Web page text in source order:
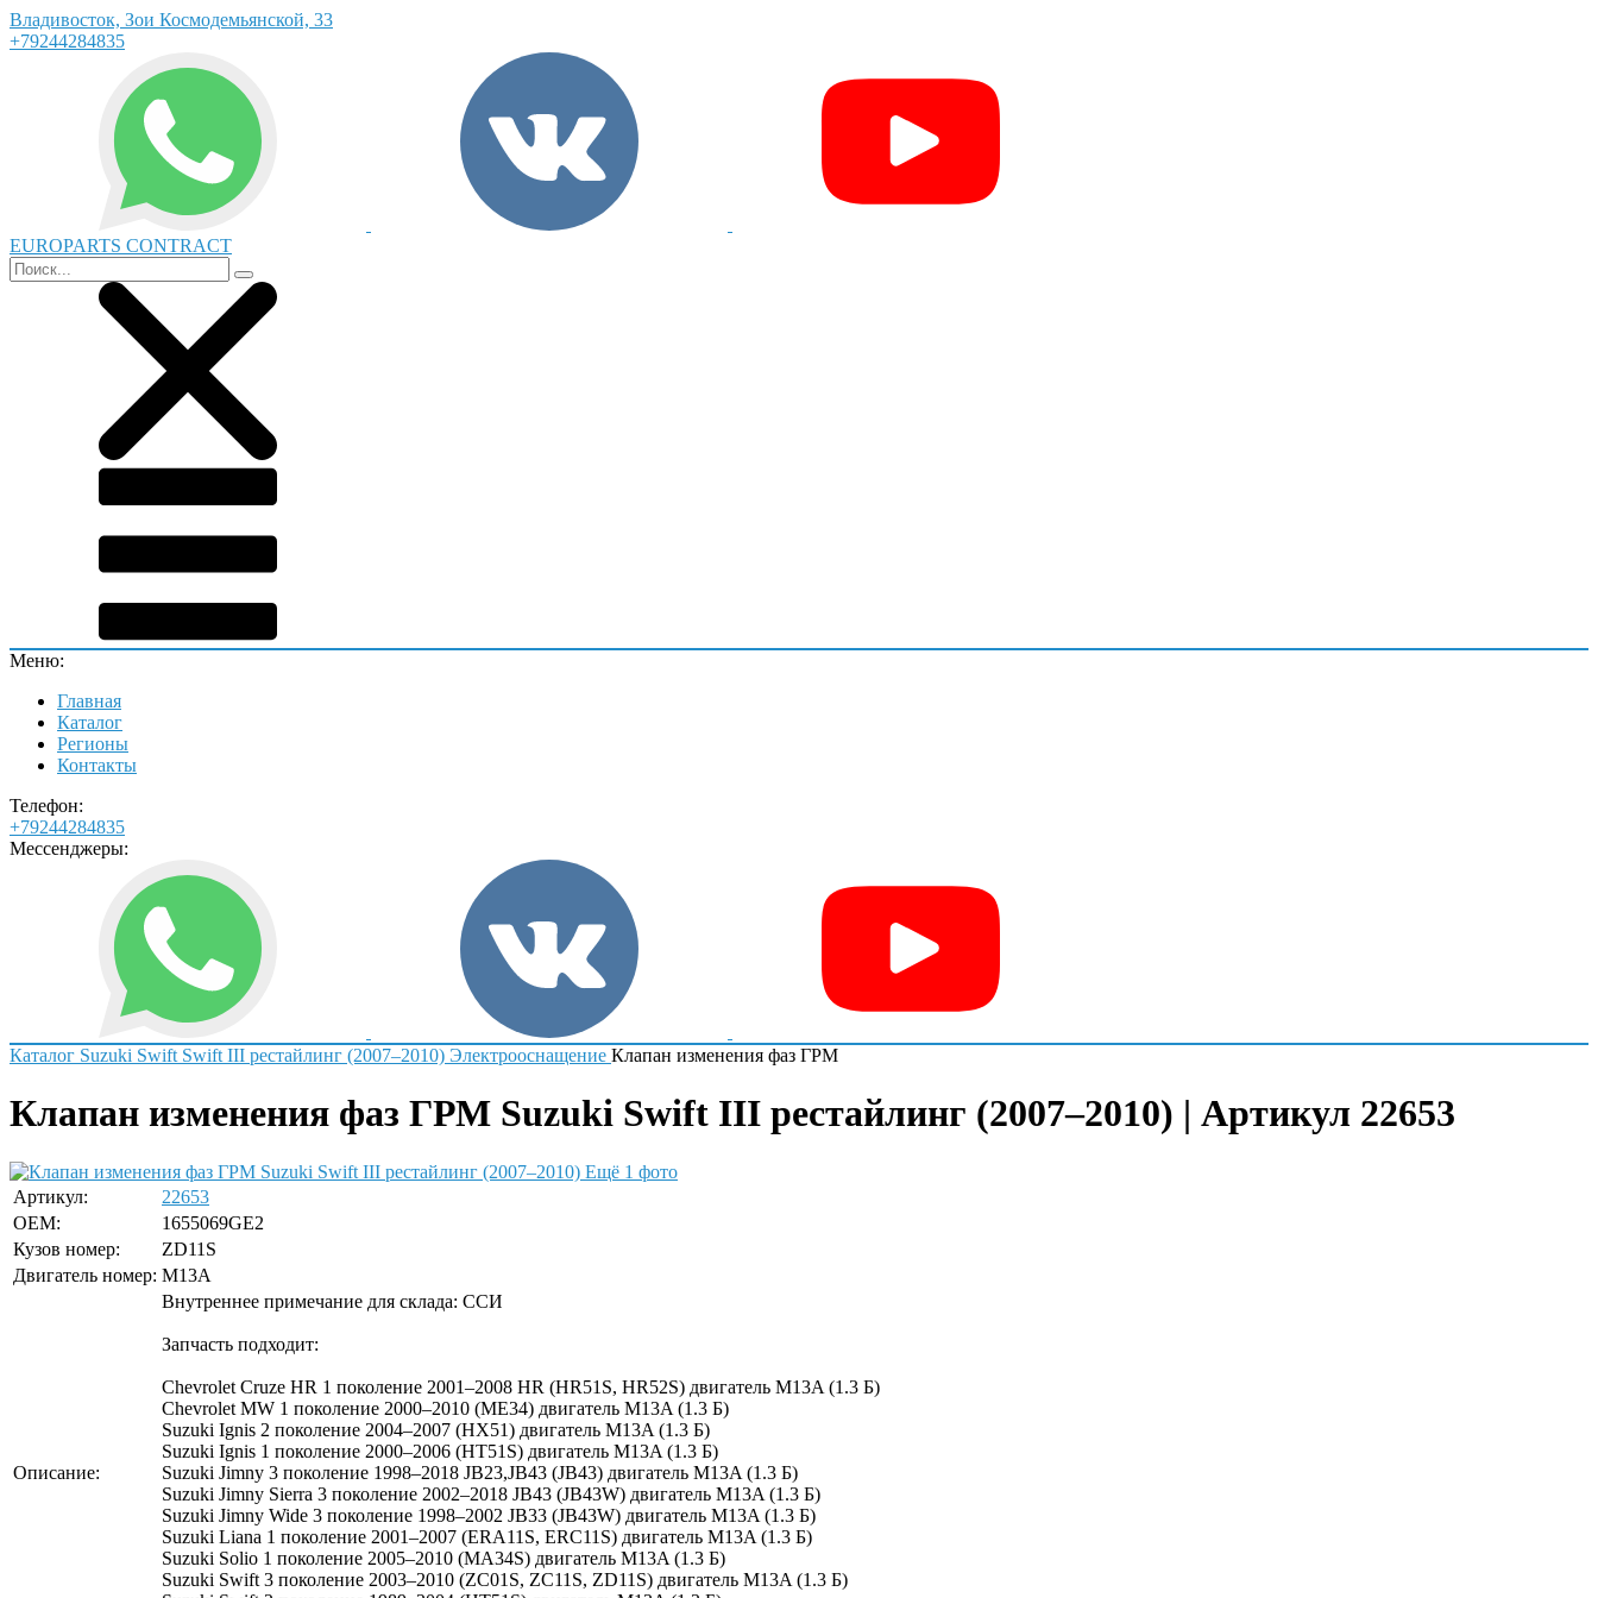
Владивосток, Зои Космодемьянской, 33
+79244284835
EUROPARTS CONTRACT
Меню:
Главная
Каталог
Регионы
Контакты
Телефон:
+79244284835
Мессенджеры:
Каталог Suzuki Swift Swift III рестайлинг (2007–2010) Электрооснащение Клапан изменения фаз ГРМ
Клапан изменения фаз ГРМ Suzuki Swift III рестайлинг (2007–2010) | Артикул 22653
Ещё 1 фото
Артикул:
22653
OEM:
1655069GE2
Кузов номер:
ZD11S
Двигатель номер: M13A
Описание:
Внутреннее примечание для склада: ССИ
Запчасть подходит:
Chevrolet Cruze HR 1 поколение 2001–2008 HR (HR51S, HR52S) двигатель M13A (1.3 Б)
Chevrolet MW 1 поколение 2000–2010 (ME34) двигатель M13A (1.3 Б)
Suzuki Ignis 2 поколение 2004–2007 (HX51) двигатель M13A (1.3 Б)
Suzuki Ignis 1 поколение 2000–2006 (HT51S) двигатель M13A (1.3 Б)
Suzuki Jimny 3 поколение 1998–2018 JB23,JB43 (JB43) двигатель M13A (1.3 Б)
Suzuki Jimny Sierra 3 поколение 2002–2018 JB43 (JB43W) двигатель M13A (1.3 Б)
Suzuki Jimny Wide 3 поколение 1998–2002 JB33 (JB43W) двигатель M13A (1.3 Б)
Suzuki Liana 1 поколение 2001–2007 (ERA11S, ERC11S) двигатель M13A (1.3 Б)
Suzuki Solio 1 поколение 2005–2010 (MA34S) двигатель M13A (1.3 Б)
Suzuki Swift 3 поколение 2003–2010 (ZC01S, ZC11S, ZD11S) двигатель M13A (1.3 Б)